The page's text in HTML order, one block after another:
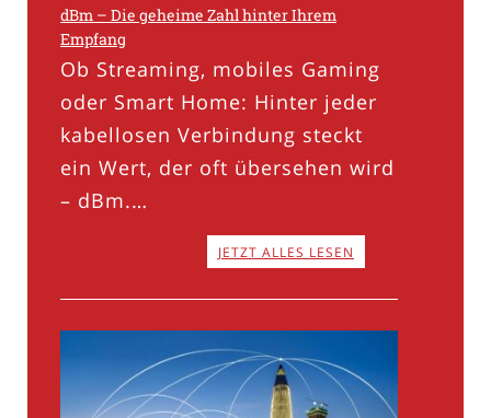
dBm – Die geheime Zahl hinter Ihrem
Empfang
Ob Streaming, mobiles Gaming
oder Smart Home: Hinter jeder
kabellosen Verbindung steckt
ein Wert, der oft übersehen wird
– dBm.…
JETZT ALLES LESEN